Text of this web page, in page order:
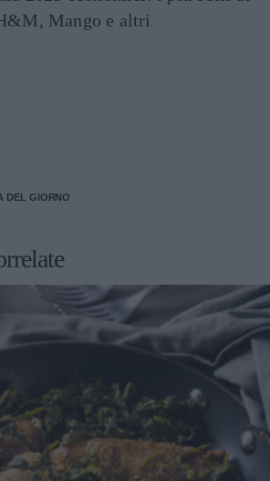
Mango e altri
DEL GIORNO